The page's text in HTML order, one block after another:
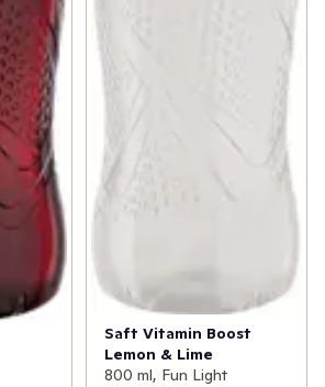
Saft Vitamin Boost
Lemon & Lime
800 ml, Fun Light